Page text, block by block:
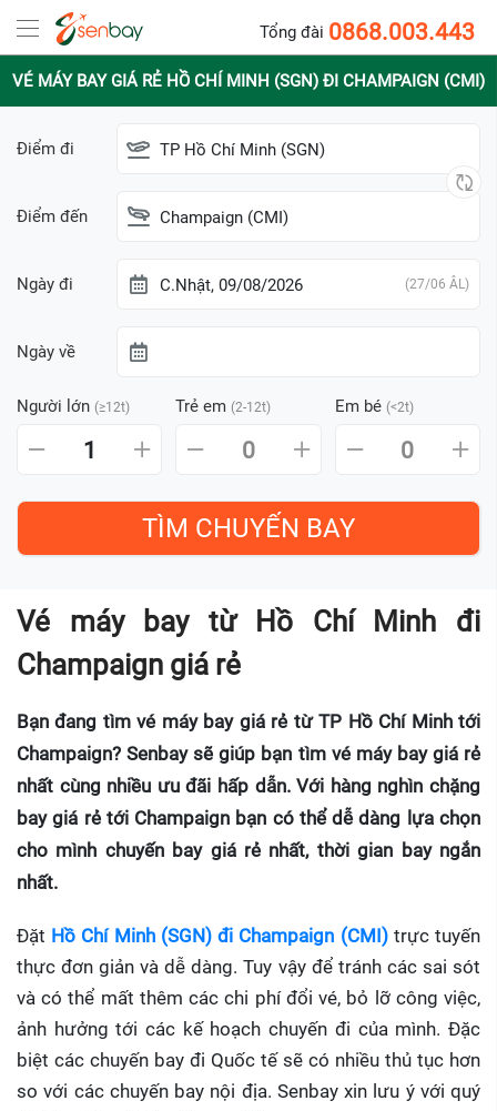
Tổng đài 0868.003.443
VÉ MÁY BAY GIÁ RẺ HỒ CHÍ MINH (SGN) ĐI CHAMPAIGN (CMI)
Điểm đi TP Hồ Chí Minh (SGN)
Điểm đến Champaign (CMI)
Ngày đi C.Nhật, 09/08/2026 (27/06 ÂL)
Ngày về
Người lớn (≥12t) Trẻ em (2-12t) Em bé (<2t)
1 0 0
Vé máy bay từ Hồ Chí Minh đi
Champaign giá rẻ
Bạn đang tìm vé máy bay giá rẻ từ TP Hồ Chí Minh tới
Champaign? Senbay sẽ giúp bạn tìm vé máy bay giá rẻ
nhất cùng nhiều ưu đãi hấp dẫn. Với hàng nghìn chặng
bay giá rẻ tới Champaign bạn có thể dễ dàng lựa chọn
cho mình chuyến bay giá rẻ nhất, thời gian bay ngắn
nhất.
Đặt Hồ Chí Minh (SGN) đi Champaign (CMI)trực tuyến
thực đơn giản và dễ dàng. Tuy vậy để tránh các sai sót
và có thể mất thêm các chi phí đổi vé, bỏ lỡ công việc,
ảnh hưởng tới các kế hoạch chuyến đi của mình. Đặc
biệt các chuyến bay đi Quốc tế sẽ có nhiều thủ tục hơn
so với các chuyến bay nội địa. Senbay xin lưu ý với quý